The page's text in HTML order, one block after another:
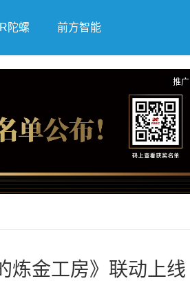
陀螺 前方智能
推广
炼金工房》联动上线